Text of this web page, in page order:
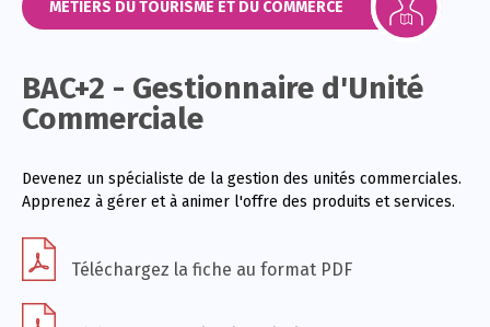
MÉTIERS DU TOURISME ET DU COMMERCE
BAC+2 - Gestionnaire d'Unité
Commerciale
Devenez un spécialiste de la gestion des unités commerciales.
Apprenez à gérer et à animer l'offre des produits et services.
Téléchargez la fiche au format PDF